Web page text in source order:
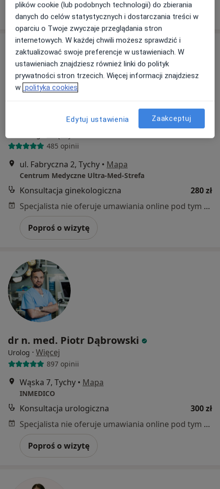
Poproś o wizytę
lek. Marta Szulik
485 opinii
ul. Fabryczna 2, Tychy • Mapa
Centrum Medyczne Ultra-Med-Strefa
Konsultacja ginekologiczna
280 zł
Specjalista nie oferuje umawiania online pod tym adresem.
Poproś o wizytę
dr n. med. Piotr Dąbrowski
Urolog · Więcej
897 opinii
Wąska 7, Tychy • Mapa
INMEDICO
Konsultacja urologiczna
300 zł
Specjalista nie oferuje umawiania online pod tym adresem.
Poproś o wizytę
plików cookie (lub podobnych technologii) do zbierania
danych do celów statystycznych i dostarczania treści w
oparciu o Twoje zwyczaje przeglądania stron
internetowych. W każdej chwili możesz sprawdzić i
zaktualizować swoje preferencje w ustawieniach. W
ustawieniach znajdziesz również linki do polityk
prywatności stron trzecich. Więcej informacji znajdziesz
w polityka cookies
Edytuj ustawienia Zaakceptuj